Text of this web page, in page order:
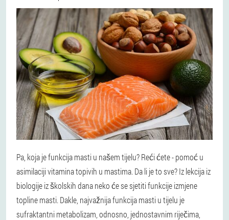
Pa, koja je funkcija masti u našem tijelu? Reći ćete - pomoć u
asimilaciji vitamina topivih u mastima. Da li je to sve? Iz lekcija iz
biologije iz školskih dana neko će se sjetiti funkcije izmjene
topline masti. Dakle, najvažnija funkcija masti u tijelu je
sufraktantni metabolizam, odnosno, jednostavnim riječima,